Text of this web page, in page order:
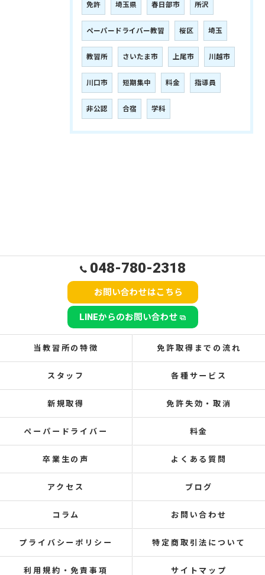
免許 埼玉県 春日部市 所沢
ペーパードライバー教習 桜区 埼玉
教習所 さいたま市 上尾市 川越市
川口市 短期集中 料金 指導員
非公認 合宿 学科
048-780-2318
お問い合わせはこちら
LINEからのお問い合わせ
当教習所の特徴 免許取得までの流れ
スタッフ 各種サービス
新規取得 免許失効・取消
ペーパードライバー 料金
卒業生の声 よくある質問
アクセス ブログ
コラム お問い合わせ
プライバシーポリシー 特定商取引法について
利用規約・免責事項 サイトマップ